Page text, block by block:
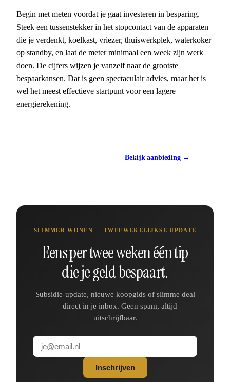
Begin met meten voordat je gaat investeren in besparing.
Steek een tussenstekker in het stopcontact van de apparaten
die je verdenkt, koelkast, vriezer, thuiswerkplek, waterkoker
op standby, en laat de meter minimaal een week zijn werk
doen. De cijfers wijzen je vanzelf naar de grootste
bespaarkansen. Dat is geen spectaculair advies, maar het is
wel het meest effectieve startpunt voor een lagere
energierekening.
Bekijk aanbieding →
SLIMMER WONEN — TWEEWEKELIJKSE UPDATE
Eens per twee weken één tip
die je geld bespaart.
Subsidie-update, nieuwe koopgids of slimme deal
— direct in je inbox. Geen spam, altijd
uitschrijfbaar.
Inschrijven